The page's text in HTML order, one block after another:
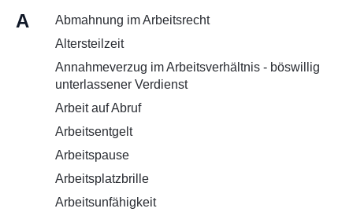
A
Abmahnung im Arbeitsrecht
Altersteilzeit
Annahmeverzug im Arbeitsverhältnis - böswillig
unterlassener Verdienst
Arbeit auf Abruf
Arbeitsentgelt
Arbeitspause
Arbeitsplatzbrille
Arbeitsunfähigkeit